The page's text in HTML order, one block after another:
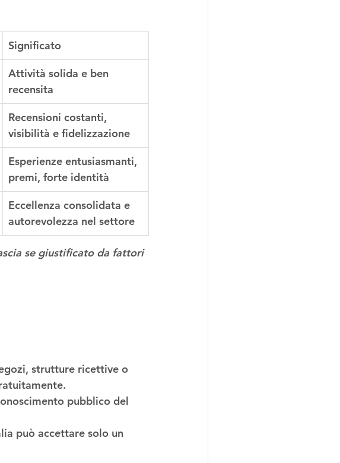
Significato
Attività solida e ben
recensita
Recensioni costanti,
visibilità e fidelizzazione
Esperienze entusiasmanti,
premi, forte identità
Eccellenza consolidata e
autorevolezza nel settore
se giustificato da fattori
strutture ricettive o
.
pubblico del
può accettare solo un